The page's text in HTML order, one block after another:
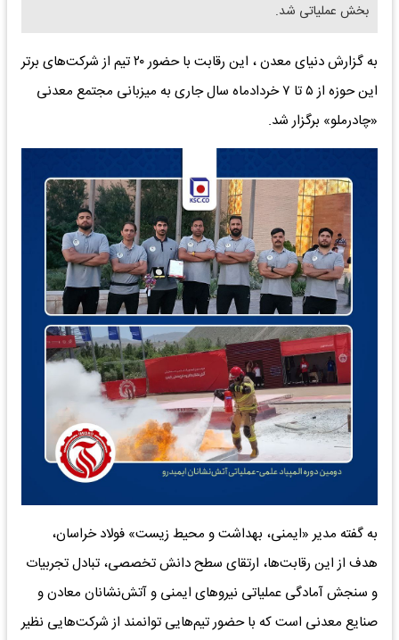
بخش عملیاتی شد.
به گزارش دنیای معدن ، این رقابت‌ با حضور ۲۰ تیم از شرکت‌های برتر
این حوزه از ۵ تا ۷ خردادماه سال جاری به میزبانی مجتمع معدنی
«چادرملو» برگزار شد.
به گفته مدیر «ایمنی، بهداشت ‌‌و محیط زیست» فولاد خراسان،
هدف از این رقابت‌ها، ارتقای سطح دانش تخصصی، تبادل تجربیات
و سنجش آمادگی عملیاتی نیروهای ایمنی و آتش‌نشانان معادن ‌و
صنایع معدنی‌ است که با حضور تیم‌هایی توانمند از شرکت‌هایی نظیر